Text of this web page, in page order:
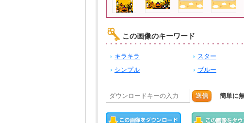
この画像のキーワード
キラキラ スター
シンプル
ブルー
送信 簡単に無